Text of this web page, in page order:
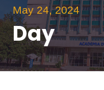
May 24, 2024
Day